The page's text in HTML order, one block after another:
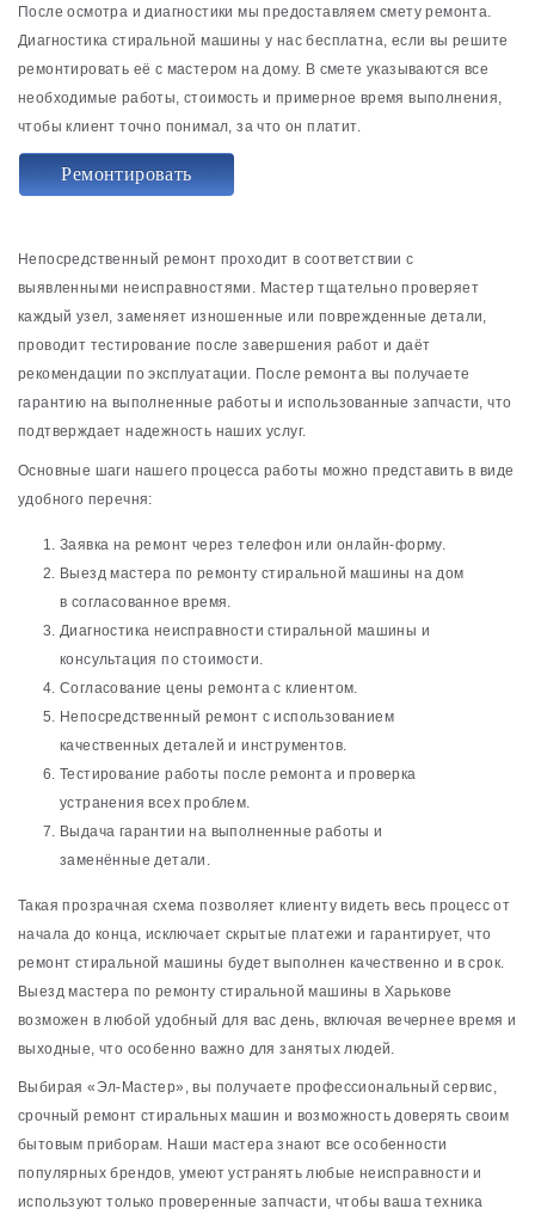
После осмотра и диагностики мы предоставляем смету ремонта.
Диагностика стиральной машины у нас бесплатна, если вы решите
ремонтировать её с мастером на дому. В смете указываются все
необходимые работы, стоимость и примерное время выполнения,
чтобы клиент точно понимал, за что он платит.
Ремонтировать
Непосредственный ремонт проходит в соответствии с
выявленными неисправностями. Мастер тщательно проверяет
каждый узел, заменяет изношенные или поврежденные детали,
проводит тестирование после завершения работ и даёт
рекомендации по эксплуатации. После ремонта вы получаете
гарантию на выполненные работы и использованные запчасти, что
подтверждает надежность наших услуг.
Основные шаги нашего процесса работы можно представить в виде
удобного перечня:
Заявка на ремонт через телефон или онлайн-форму.
Выезд мастера по ремонту стиральной машины на дом
в согласованное время.
Диагностика неисправности стиральной машины и
консультация по стоимости.
Согласование цены ремонта с клиентом.
Непосредственный ремонт с использованием
качественных деталей и инструментов.
Тестирование работы после ремонта и проверка
устранения всех проблем.
Выдача гарантии на выполненные работы и
заменённые детали.
Такая прозрачная схема позволяет клиенту видеть весь процесс от
начала до конца, исключает скрытые платежи и гарантирует, что
ремонт стиральной машины будет выполнен качественно и в срок.
Выезд мастера по ремонту стиральной машины в Харькове
возможен в любой удобный для вас день, включая вечернее время и
выходные, что особенно важно для занятых людей.
Выбирая «Эл-Мастер», вы получаете профессиональный сервис,
срочный ремонт стиральных машин и возможность доверять своим
бытовым приборам. Наши мастера знают все особенности
популярных брендов, умеют устранять любые неисправности и
используют только проверенные запчасти, чтобы ваша техника